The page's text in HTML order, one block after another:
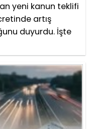
yeni kanun teklifi
artış
duyurdu. İşte